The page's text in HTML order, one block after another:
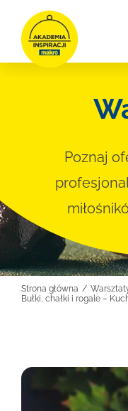
Przejdź
zawartości
Poznaj
Strona główna
Bułki, chałki i rogale –